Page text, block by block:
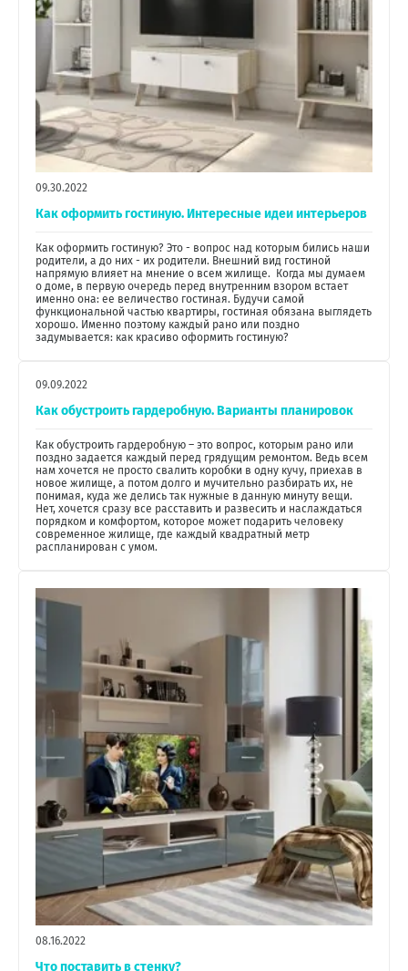
09.30.2022
Как оформить гостиную. Интересные идеи интерьеров
Как оформить гостиную? Это - вопрос над которым бились наши
родители, а до них - их родители. Внешний вид гостиной
напрямую влияет на мнение о всем жилище. Когда мы думаем
о доме, в первую очередь перед внутренним взором встает
именно она: ее величество гостиная. Будучи самой
функциональной частью квартиры, гостиная обязана выглядеть
хорошо. Именно поэтому каждый рано или поздно
задумывается: как красиво оформить гостиную?
09.09.2022
Как обустроить гардеробную. Варианты планировок
Как обустроить гардеробную – это вопрос, которым рано или
поздно задается каждый перед грядущим ремонтом. Ведь всем
нам хочется не просто свалить коробки в одну кучу, приехав в
новое жилище, а потом долго и мучительно разбирать их, не
понимая, куда же делись так нужные в данную минуту вещи.
Нет, хочется сразу все расставить и развесить и наслаждаться
порядком и комфортом, которое может подарить человеку
современное жилище, где каждый квадратный метр
распланирован с умом.
08.16.2022
Что поставить в стенку?